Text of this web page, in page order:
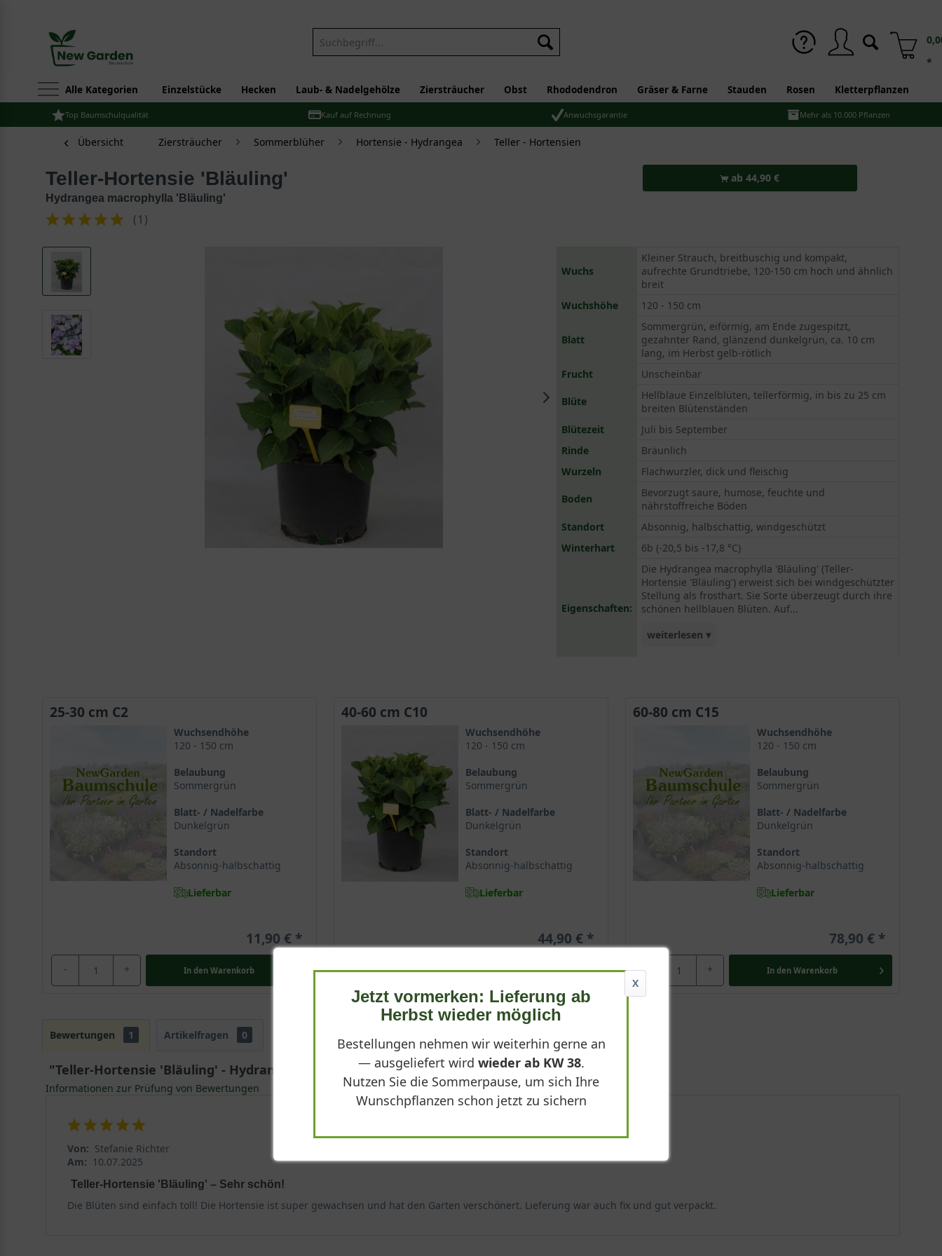
*
Alle Kategorien Einzelstücke Hecken Laub- & Nadelgehölze Ziersträucher Obst Rhododendron Gräser & Farne Stauden Rosen Kletterpflanzen
Top Baumschulqualität Kauf auf Rechnung Anwuchsgarantie Mehr als 10.000 Pflanzen
Übersicht Ziersträucher Sommerblüher Hortensie - Hydrangea Teller - Hortensien
Teller-Hortensie 'Bläuling'
Hydrangea macrophylla 'Bläuling'
(1 )
ab 44,90 €
Wuchs
Kleiner Strauch, breitbuschig und kompakt,
aufrechte Grundtriebe, 120-150 cm hoch und ähnlich
breit
Wuchshöhe
120 - 150 cm
Blatt
Sommergrün, eiförmig, am Ende zugespitzt,
gezahnter Rand, glänzend dunkelgrün, ca. 10 cm
lang, im Herbst gelb-rötlich
Frucht
Unscheinbar
Blüte
Hellblaue Einzelblüten, tellerförmig, in bis zu 25 cm
breiten Blütenständen
Blütezeit
Juli bis September
Rinde
Bräunlich
Wurzeln
Flachwurzler, dick und fleischig
Boden
Bevorzugt saure, humose, feuchte und
nährstoffreiche Böden
Standort
Absonnig, halbschattig, windgeschützt
Winterhart
6b (-20,5 bis -17,8 °C)
Eigenschaften:
Die Hydrangea macrophylla 'Bläuling' (Teller-
Hortensie 'Bläuling') erweist sich bei windgeschützter
Stellung als frosthart. Sie Sorte überzeugt durch ihre
schönen hellblauen Blüten. Auf...
weiterlesen ▾
25-30 cm C2
Wuchsendhöhe
120 - 150 cm
Belaubung
Sommergrün
Blatt- / Nadelfarbe
Dunkelgrün
Standort
Absonnig-halbschattig
Lieferbar
11,90 €
- + In den Warenkorb
40-60 cm C10
Wuchsendhöhe
120 - 150 cm
Belaubung
Sommergrün
Blatt- / Nadelfarbe
Dunkelgrün
Standort
Absonnig-halbschattig
Lieferbar
44,90 €
- + In den Warenkorb
60-80 cm C15
Wuchsendhöhe
120 - 150 cm
Belaubung
Sommergrün
Blatt- / Nadelfarbe
Dunkelgrün
Standort
Absonnig-halbschattig
Lieferbar
78,90 €
+ In den Warenkorb
Bewertungen 1 Artikelfragen 0
"Teller-Hortensie 'Bläuling' - Hydrangea macrophylla 'Bläuling'"
Informationen zur Prüfung von Bewertungen
Von: Stefanie Richter
Am: 10.07.2025
Teller-Hortensie 'Bläuling' – Sehr schön!
Die Blüten sind einfach toll! Die Hortensie ist super gewachsen und hat den Garten verschönert. Lieferung war auch fix und gut verpackt.
X
Jetzt vormerken: Lieferung ab
Herbst wieder möglich
Bestellungen nehmen wir weiterhin gerne an
— ausgeliefert wird wieder ab KW 38.
Nutzen Sie die Sommerpause, um sich Ihre
Wunschpflanzen schon jetzt zu sichern